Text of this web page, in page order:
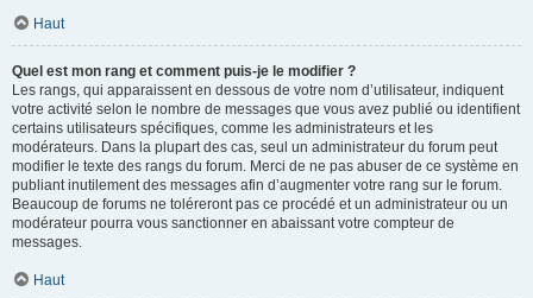
Haut
Quel est mon rang et comment puis-je le modifier ?
Les rangs, qui apparaissent en dessous de votre nom d’utilisateur, indiquent
votre activité selon le nombre de messages que vous avez publié ou identifient
certains utilisateurs spécifiques, comme les administrateurs et les
modérateurs. Dans la plupart des cas, seul un administrateur du forum peut
modifier le texte des rangs du forum. Merci de ne pas abuser de ce système en
publiant inutilement des messages afin d’augmenter votre rang sur le forum.
Beaucoup de forums ne toléreront pas ce procédé et un administrateur ou un
modérateur pourra vous sanctionner en abaissant votre compteur de
messages.
Haut